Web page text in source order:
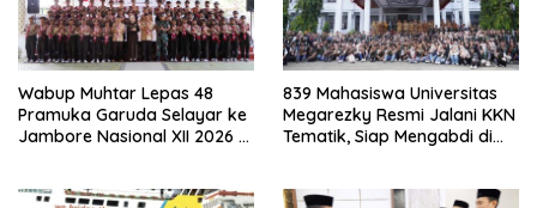
Wabup Muhtar Lepas 48
Pramuka Garuda Selayar ke
Jambore Nasional XII 2026 di
839 Mahasiswa Universitas
Megarezky Resmi Jalani KKN
Tematik, Siap Mengabdi di